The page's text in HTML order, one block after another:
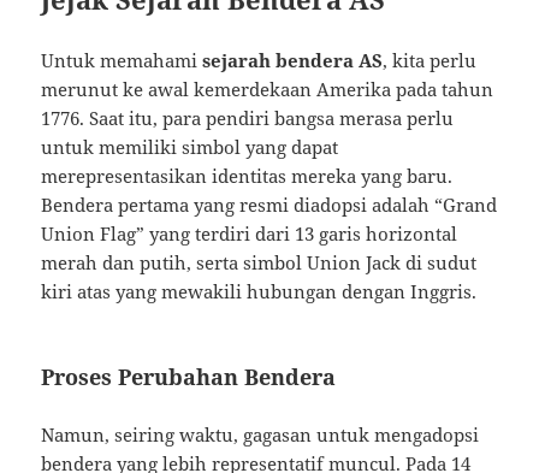
Untuk memahamisejarah bendera AS, kita perlu
merunut ke awal kemerdekaan Amerika pada tahun
1776. Saat itu, para pendiri bangsa merasa perlu
untuk memiliki simbol yang dapat
merepresentasikan identitas mereka yang baru.
Bendera pertama yang resmi diadopsi adalah “Grand
Union Flag” yang terdiri dari 13 garis horizontal
merah dan putih, serta simbol Union Jack di sudut
kiri atas yang mewakili hubungan dengan Inggris.
Proses Perubahan Bendera
Namun, seiring waktu, gagasan untuk mengadopsi
bendera yang lebih representatif muncul. Pada 14